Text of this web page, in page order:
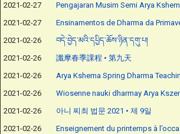
2021-02-27
Pengajaran Musim Semi Arya
2021-02-27
Ensinamentos de Dharma da
2021-02-26
བདེ་བྱེད་མའི་དཔྱིད་ཆོས་ཉིན་དགུ་པ།
2021-02-26
讖摩春季課程 • 第九天
2021-02-26
Arya Kshema Spring Dharma
2021-02-26
Wiosenne nauki dharmay Arya
2021-02-26
아니 찌최 법문 2021 • 제 9일
2021-02-26
Enseignement du printemps à